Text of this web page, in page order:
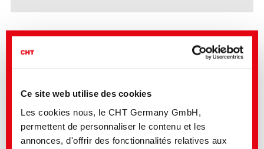
Ce site web utilise des cookies
Les cookies nous, le CHT Germany GmbH,
permettent de personnaliser le contenu et les
annonces, d'offrir des fonctionnalités relatives aux